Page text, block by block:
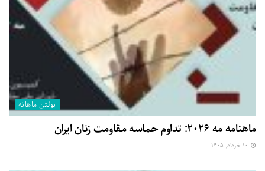
بولتن ماهانه
ماهنامه مه ۲۰۲۶: تداوم حماسه مقاومت زنان ایران